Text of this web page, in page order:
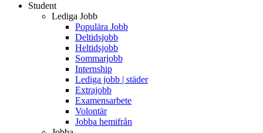
Student
Lediga Jobb
Populära Jobb
Deltidsjobb
Heltidsjobb
Sommarjobb
Internship
Lediga jobb | städer
Extrajobb
Examensarbete
Volontär
Jobba hemifrån